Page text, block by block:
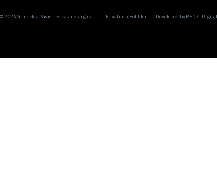
© 2026 Grindeks - Visas tiesības aizsargātas Privātuma Politika Developed by REDZI Digital